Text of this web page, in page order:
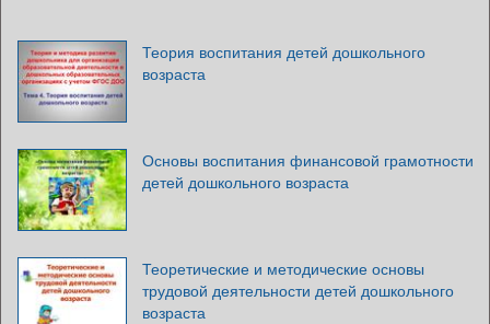
Теория воспитания детей дошкольного
возраста
Основы воспитания финансовой грамотности
детей дошкольного возраста
Теоретические и методические основы
трудовой деятельности детей дошкольного
возраста